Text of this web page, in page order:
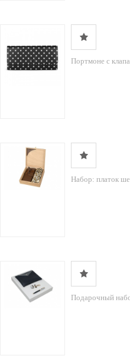
Портмоне с
Набор: платок
Подарочный